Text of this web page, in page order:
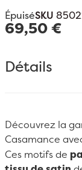
ÉpuiséSKU
69,50 €
Détails
Découvrez la
Casamance
Ces motifs de